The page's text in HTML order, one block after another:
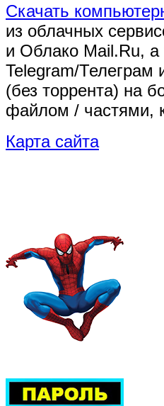
Скачать
из облачных
и Облако Mail.Ru, а
Telegram/Телеграм
(без торрента) на
файлом / частями,
Карта сайта